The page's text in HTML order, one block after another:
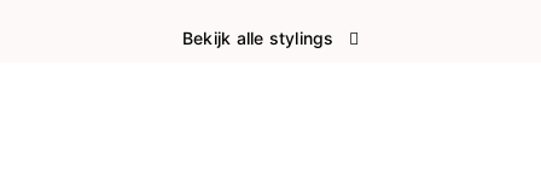
Bekijk alle stylings